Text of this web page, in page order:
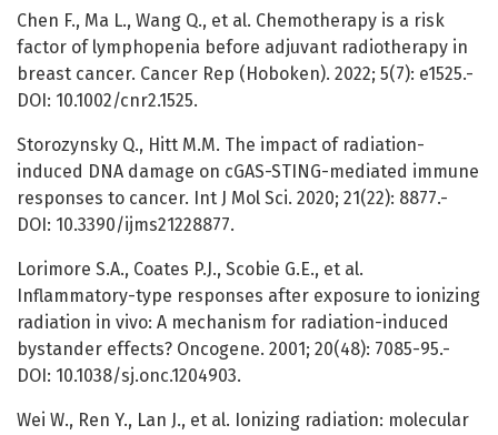
Chen F., Ma L., Wang Q., et al. Chemotherapy is a risk
factor of lymphopenia before adjuvant radiotherapy in
breast cancer. Cancer Rep (Hoboken). 2022; 5(7): e1525.-
DOI: 10.1002/cnr2.1525.
Storozynsky Q., Hitt M.M. The impact of radiation-
induced DNA damage on cGAS-STING-mediated immune
responses to cancer. Int J Mol Sci. 2020; 21(22): 8877.-
DOI: 10.3390/ijms21228877.
Lorimore S.A., Coates P.J., Scobie G.E., et al.
Inflammatory-type responses after exposure to ionizing
radiation in vivo: A mechanism for radiation-induced
bystander effects? Oncogene. 2001; 20(48): 7085-95.-
DOI: 10.1038/sj.onc.1204903.
Wei W., Ren Y., Lan J., et al. Ionizing radiation: molecular